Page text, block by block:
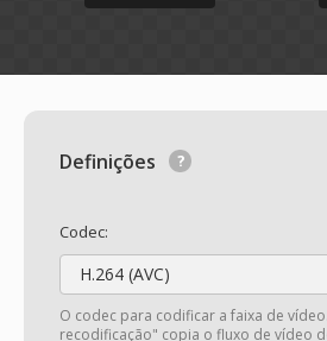
Definições
Codec:
H.264 (AVC)
O codec para codificar a faixa de
recodificação" copia o fluxo de vídeo